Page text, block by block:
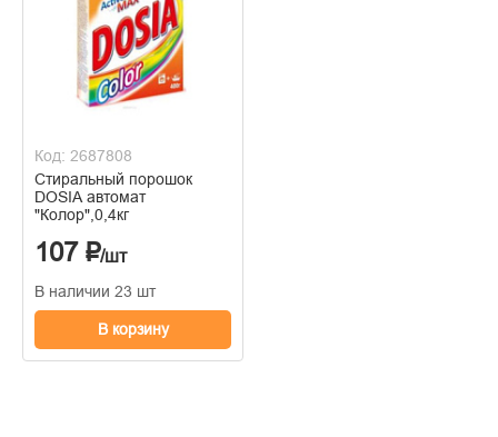
Код: 2687808
Стиральный порошок
DOSIA автомат
"Колор",0,4кг
107 ₽/шт
В наличии 23 шт
В корзину